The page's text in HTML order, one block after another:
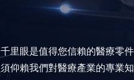
千里眼是值得您信賴的醫療零
須仰賴我們對醫療產業的專業